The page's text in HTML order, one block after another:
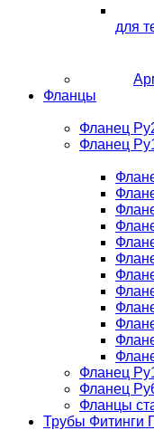
для
Фланцы
Фланец
Фланец
Фланец
Фланец
Фланцы
Трубы Фитинги